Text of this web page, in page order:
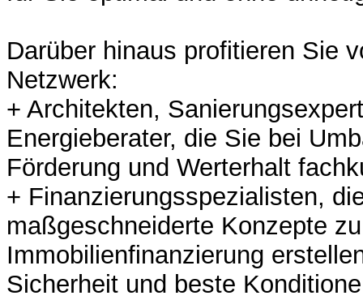
Darüber hinaus profitieren Sie
Netzwerk:
+ Architekten,
Energieberater, die Sie bei
Förderung und Werterhalt
+ Finanzierungsspezialisten,
maßgeschneiderte Konzepte
Immobilienfinanzierung
Sicherheit und beste